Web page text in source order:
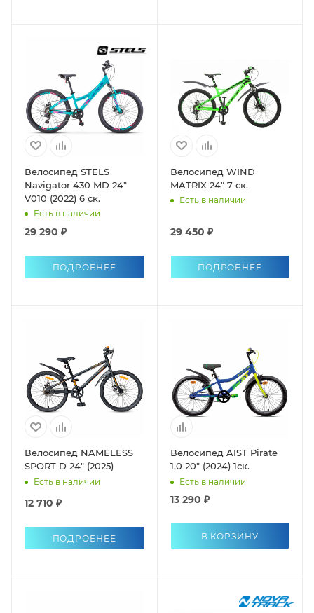
Велосипед STELS
Navigator 430 MD 24"
V010 (2022) 6 ск.
Есть в наличии
29 290 ₽
ПОДРОБНЕЕ
Велосипед WIND
MATRIX 24" 7 ск.
Есть в наличии
29 450 ₽
ПОДРОБНЕЕ
Велосипед NAMELESS
SPORT D 24" (2025)
Есть в наличии
12 710 ₽
ПОДРОБНЕЕ
Велосипед AIST Pirate
1.0 20" (2024) 1ск.
Есть в наличии
13 290 ₽
В КОРЗИНУ